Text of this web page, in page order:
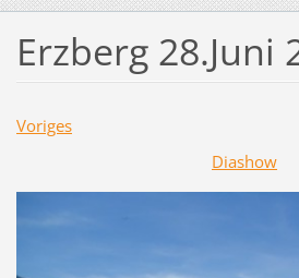
Erzberg 28.Juni
Voriges
Diashow